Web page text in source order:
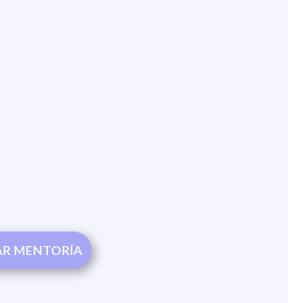
MENTORÍA